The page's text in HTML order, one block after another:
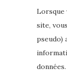
Lorsque
site,
pseudo)